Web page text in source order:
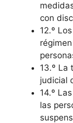
con
12.º
13.º La
judicial
14.º
las